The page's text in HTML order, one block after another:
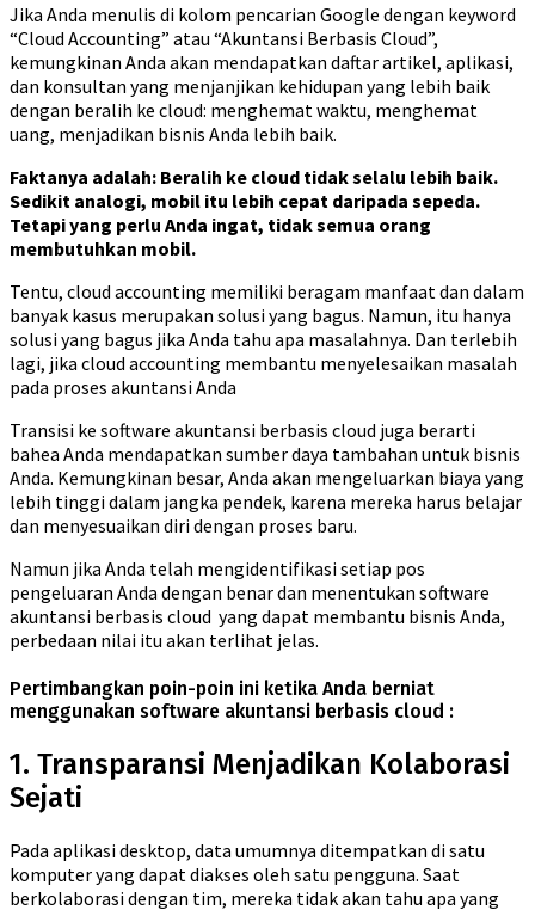
Jika Anda menulis di kolom pencarian Google dengan keyword
“Cloud Accounting” atau “Akuntansi Berbasis Cloud”,
kemungkinan Anda akan mendapatkan daftar artikel, aplikasi,
dan konsultan yang menjanjikan kehidupan yang lebih baik
dengan beralih ke cloud: menghemat waktu, menghemat
uang, menjadikan bisnis Anda lebih baik.
Faktanya adalah: Beralih ke cloud tidak selalu lebih baik.
Sedikit analogi, mobil itu lebih cepat daripada sepeda.
Tetapi yang perlu Anda ingat, tidak semua orang
membutuhkan mobil.
Tentu, cloud accounting memiliki beragam manfaat dan dalam
banyak kasus merupakan solusi yang bagus. Namun, itu hanya
solusi yang bagus jika Anda tahu apa masalahnya. Dan terlebih
lagi, jika cloud accounting membantu menyelesaikan masalah
pada proses akuntansi Anda
Transisi ke software akuntansi berbasis cloud juga berarti
bahea Anda mendapatkan sumber daya tambahan untuk bisnis
Anda. Kemungkinan besar, Anda akan mengeluarkan biaya yang
lebih tinggi dalam jangka pendek, karena mereka harus belajar
dan menyesuaikan diri dengan proses baru.
Namun jika Anda telah mengidentifikasi setiap pos
pengeluaran Anda dengan benar dan menentukan software
akuntansi berbasis cloud yang dapat membantu bisnis Anda,
perbedaan nilai itu akan terlihat jelas.
Pertimbangkan poin-poin ini ketika Anda berniat
menggunakan software akuntansi berbasis cloud :
1. Transparansi Menjadikan Kolaborasi
Sejati
Pada aplikasi desktop, data umumnya ditempatkan di satu
komputer yang dapat diakses oleh satu pengguna. Saat
berkolaborasi dengan tim, mereka tidak akan tahu apa yang